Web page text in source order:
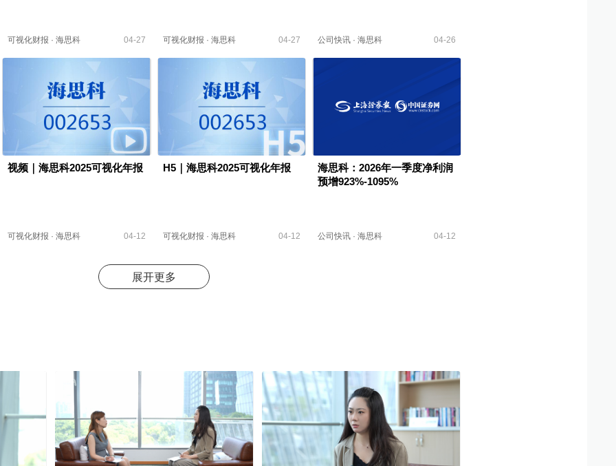
可视化财报 · 海思科 04-27 可视化财报 · 海思科 04-27 公司快讯 ·海思科 04-26
视频｜海思科2025可视化年报
可视化财报 · 海思科 04-12
H5｜海思科2025可视化年报
可视化财报 · 海思科 04-12
海思科：2026年一季度净利润
预增923%-1095%
公司快讯 ·海思科 04-12
展开更多